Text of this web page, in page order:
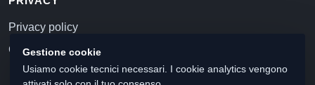
Privacy policy
Cookie policy
Gestione cookie
Usiamo cookie tecnici necessari. I cookie analytics vengono